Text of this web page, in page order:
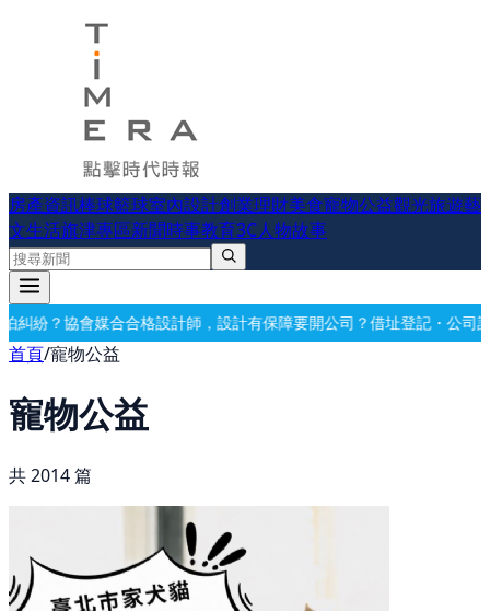
房產資訊棒球籃球室內設計創業理財美食寵物公益觀光旅遊藝
文生活旗津專區新聞時事教育3C人物故事
障要開公司？借址登記・公司設立・工商登記一次辦好記帳報稅・節
首頁/寵物公益
寵物公益
共2014篇